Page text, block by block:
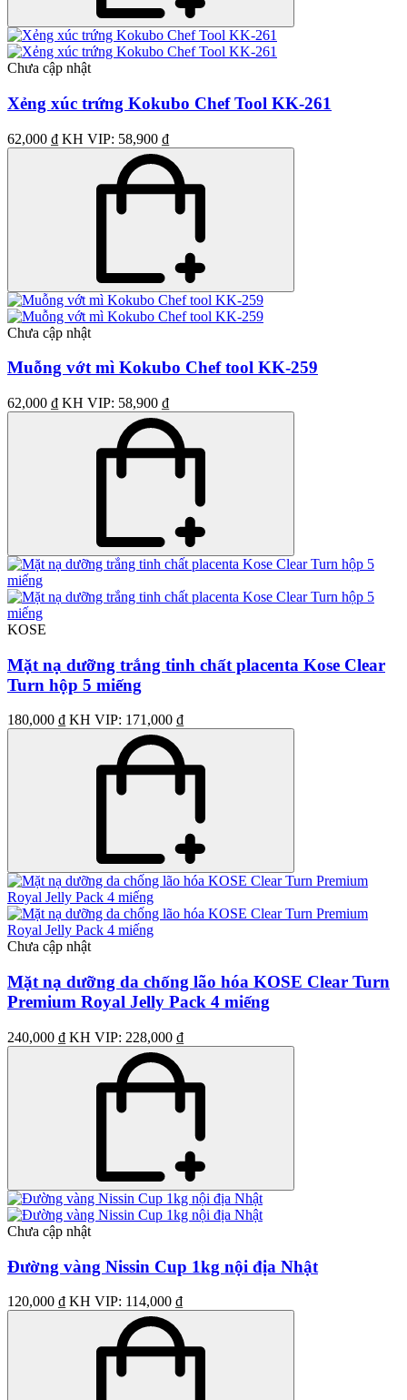
Chưa cập nhật
Xẻng xúc trứng Kokubo Chef Tool KK-261
62,000 ₫ KH VIP: 58,900 ₫
Chưa cập nhật
Muỗng vớt mì Kokubo Chef tool KK-259
62,000 ₫ KH VIP: 58,900 ₫
KOSE
Mặt nạ dưỡng trắng tinh chất placenta Kose Clear
Turn hộp 5 miếng
180,000 ₫ KH VIP: 171,000 ₫
Chưa cập nhật
Mặt nạ dưỡng da chống lão hóa KOSE Clear Turn
Premium Royal Jelly Pack 4 miếng
240,000 ₫ KH VIP: 228,000 ₫
Chưa cập nhật
Đường vàng Nissin Cup 1kg nội địa Nhật
120,000 ₫ KH VIP: 114,000 ₫